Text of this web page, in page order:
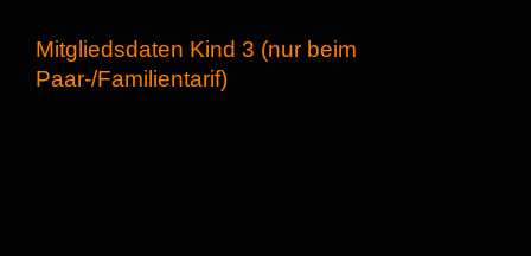
Mitgliedsdaten Kind 3 (nur beim
Paar-/Familientarif)